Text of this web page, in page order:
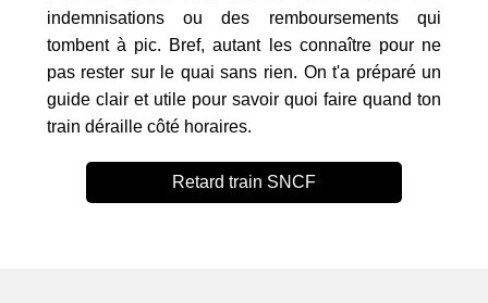
indemnisations ou des remboursements qui
tombent à pic. Bref, autant les connaître pour ne
pas rester sur le quai sans rien. On t'a préparé un
guide clair et utile pour savoir quoi faire quand ton
train déraille côté horaires.
Retard train SNCF